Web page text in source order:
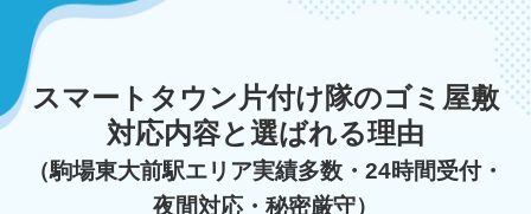
スマートタウン片付け隊のゴミ屋敷
対応内容と選ばれる理由
（駒場東大前駅エリア実績多数・24時間受付・
夜間対応・秘密厳守）